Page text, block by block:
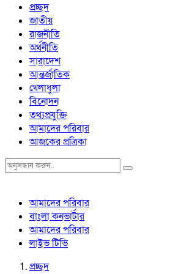
প্রচ্ছদ
জাতীয়
রাজনীতি
অর্থনীতি
সারাদেশ
আন্তর্জাতিক
খেলাধুলা
বিনোদন
তথ্যপ্রযুক্তি
আমাদের পরিবার
আজকের প্রত্রিকা
আমাদের পরিবার
বাংলা কনভার্টার
আমাদের পরিবার
লাইভ টিভি
প্রচ্ছদ